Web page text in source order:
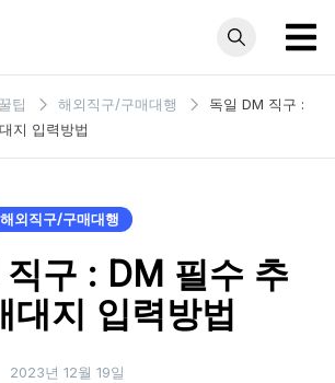
팁 해외직구/구매대행
독일 DM 직구 :
지 입력방법
해외직구/구매대행
구 : DM 필수 추
대지 입력방법
2023년 12월 19일